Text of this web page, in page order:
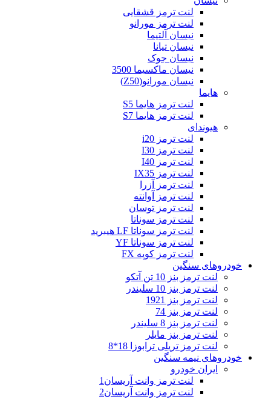
لنت ترمز قشقایی
لنت ترمز مورانو
نیسان آلتیما
نیسان تیانا
نیسان جوک
نیسان ماکسیما 3500
نیسان مورانو(Z50)
هایما
لنت ترمز هایما S5
لنت ترمز هایما S7
هیوندای
لنت ترمز i20
لنت ترمز I30
لنت ترمز I40
لنت ترمز IX35
لنت ترمز آزرا
لنت ترمز آوانته
لنت ترمز توسان
لنت ترمز سوناتا
لنت ترمز سوناتا LF هیبرید
لنت ترمز سوناتا YF
لنت ترمز کوپه FX
خودروهای سنگین
لنت ترمز بنز 10 تن آتکو
لنت ترمز بنز 10 سلیندر
لنت ترمز بنز 1921
لنت ترمز بنز 74
لنت ترمز بنز 8 سلیندر
لنت ترمز بنز مایلر
لنت ترمز تریلی ترابوزا 18*8
خودروهای نیمه سنگین
ایران خودرو
لنت ترمز وانت آریسان1
لنت ترمز وانت آریسان2